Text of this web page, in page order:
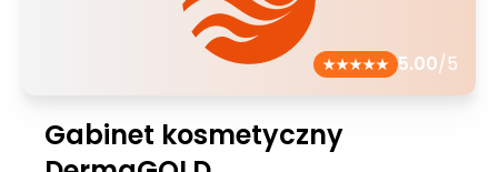
5.00/5
Gabinet kosmetyczny